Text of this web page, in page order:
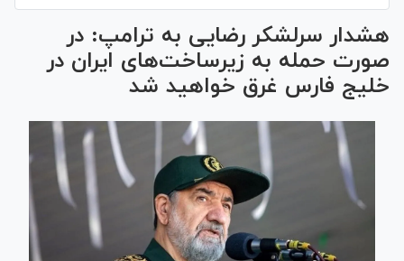
هشدار سرلشکر رضایی به ترامپ: در
صورت حمله به زیرساخت‌های ایران در
خلیج فارس غرق خواهید شد